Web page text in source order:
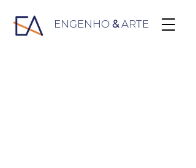
ENGENHO &ARTE